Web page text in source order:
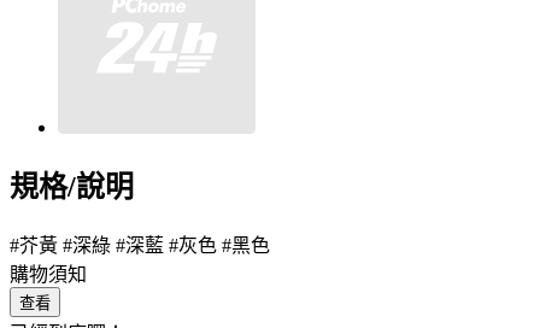
規格/說明
#芥黃 #深綠 #深藍 #灰色 #黑色
購物須知
查看